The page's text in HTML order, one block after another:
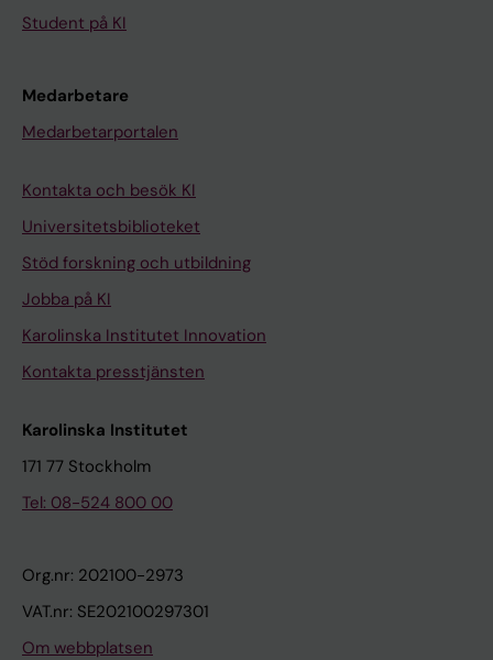
Student på KI
Medarbetare
Medarbetarportalen
Kontakta och besök KI
Universitetsbiblioteket
Stöd forskning och utbildning
Jobba på KI
Karolinska Institutet Innovation
Kontakta presstjänsten
Karolinska Institutet
171 77 Stockholm
Tel: 08-524 800 00
Org.nr: 202100-2973
VAT.nr: SE202100297301
Om webbplatsen